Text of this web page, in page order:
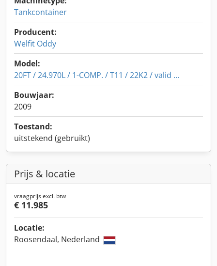
Tankcontainer
Producent:
Welfit Oddy
Model:
20FT / 24.970L / 1-COMP. / T11 / 22K2 / valid ...
Bouwjaar:
2009
Toestand:
uitstekend (gebruikt)
Prijs & locatie
vraagprijs excl. btw
€ 11.985
Locatie:
Roosendaal, Nederland